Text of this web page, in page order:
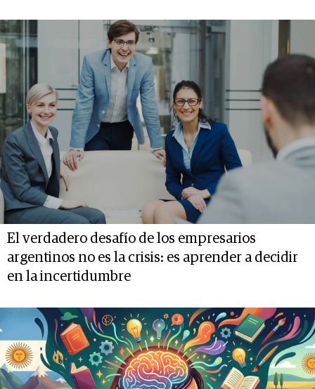
El verdadero desafío de los empresarios
argentinos no es la crisis: es aprender a decidir
en la incertidumbre